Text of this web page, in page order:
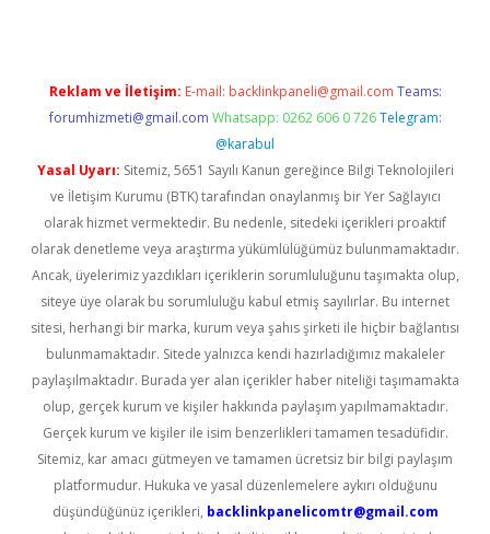
Reklam ve İletişim: E-mail: backlinkpaneli@gmail.com Teams:
forumhizmeti@gmail.com Whatsapp: 0262 606 0 726 Telegram:
@karabul
Yasal Uyarı: Sitemiz, 5651 Sayılı Kanun gereğince Bilgi Teknolojileri
ve İletişim Kurumu (BTK) tarafından onaylanmış bir Yer Sağlayıcı
olarak hizmet vermektedir. Bu nedenle, sitedeki içerikleri proaktif
olarak denetleme veya araştırma yükümlülüğümüz bulunmamaktadır.
Ancak, üyelerimiz yazdıkları içeriklerin sorumluluğunu taşımakta olup,
siteye üye olarak bu sorumluluğu kabul etmiş sayılırlar. Bu internet
sitesi, herhangi bir marka, kurum veya şahıs şirketi ile hiçbir bağlantısı
bulunmamaktadır. Sitede yalnızca kendi hazırladığımız makaleler
paylaşılmaktadır. Burada yer alan içerikler haber niteliği taşımamakta
olup, gerçek kurum ve kişiler hakkında paylaşım yapılmamaktadır.
Gerçek kurum ve kişiler ile isim benzerlikleri tamamen tesadüfidir.
Sitemiz, kar amacı gütmeyen ve tamamen ücretsiz bir bilgi paylaşım
platformudur. Hukuka ve yasal düzenlemelere aykırı olduğunu
düşündüğünüz içerikleri, backlinkpanelicomtr@gmail.com